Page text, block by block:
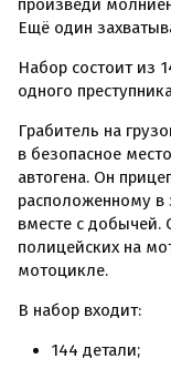
произведи
Ещё один
Набор состоит из
одного
Грабитель на
в безопасное
автогена. Он
расположенному в
вместе с добычей.
полицейских на
мотоцикле.
В набор входит:
144 детали;